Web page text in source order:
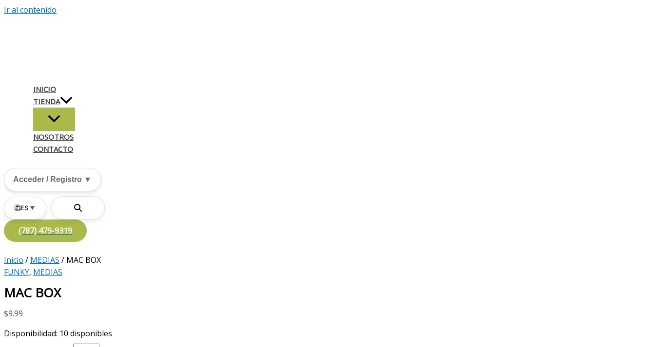
Ir al contenido
INICIO
TIENDA
NOSOTROS
CONTACTO
Acceder / Registro ▼
🌐ES ▼
(787) 479-9319
Inicio / MEDIAS / MAC BOX
FUNKY, MEDIAS
MAC BOX
$9.99
Disponibilidad: 10 disponibles